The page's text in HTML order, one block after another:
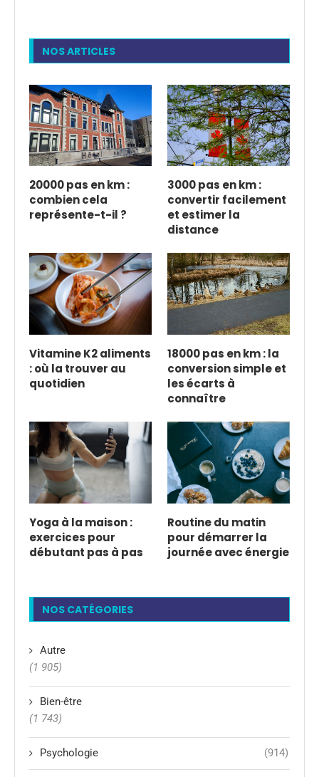
NOS ARTICLES
20000 pas en km :
combien cela
représente-t-il ?
3000 pas en km :
convertir facilement
et estimer la
distance
Vitamine K2 aliments
: où la trouver au
quotidien
18000 pas en km : la
conversion simple et
les écarts à
connaître
Yoga à la maison :
exercices pour
débutant pas à pas
Routine du matin
pour démarrer la
journée avec énergie
NOS CATÉGORIES
Autre
(1 905)
Bien-être
(1 743)
Psychologie (914)